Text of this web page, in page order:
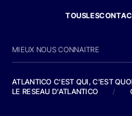
MIEUX NOUS CONNAITRE
ATLANTICO C'EST QUI, C'EST
LE RESEAU D'ATLANTICO
/